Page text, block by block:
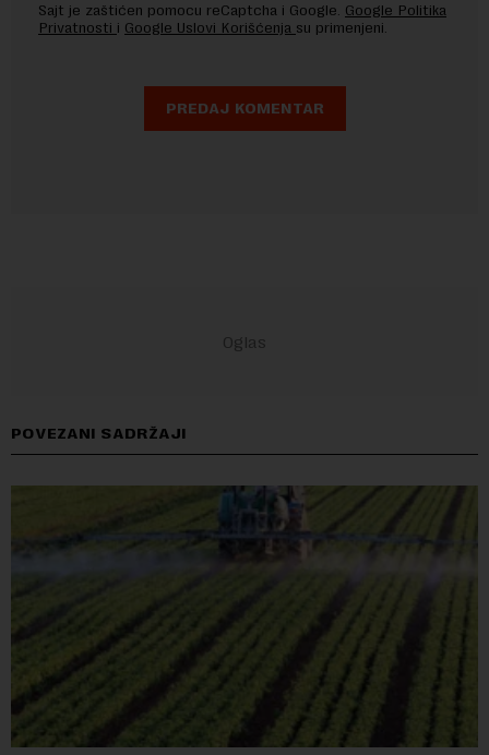
Sajt je zaštićen pomocu reCaptcha i Google. Google Politika
Privatnosti i Google Uslovi Korišćenja su primenjeni.
POVEZANI SADRŽAJI